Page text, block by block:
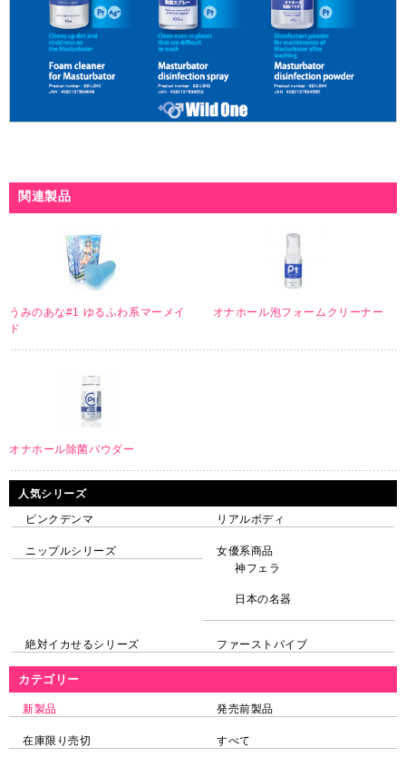
人気シリーズ
ピンクデンマ リアルボディ
ニップルシリーズ
女優系商品
神フェラ
日本の名器
絶対イカせるシリーズ ファーストバイブ
カテゴリー
新製品 発売前製品
在庫限り売切 すべて
関連製品
うみのあな#1 ゆるふわ系マーメイ
ド
オナホール泡フォームクリーナー
オナホール除菌パウダー